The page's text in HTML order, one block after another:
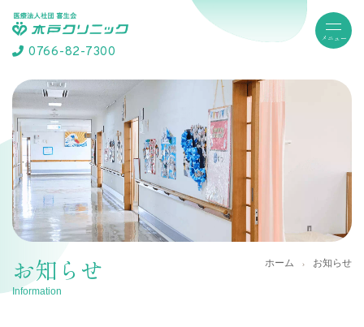
0766-82-7300
お知らせ
Information
ホーム お知らせ